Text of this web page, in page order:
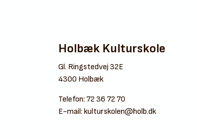
Holbæk Kulturskole
Gl. Ringstedvej 32E
4300 Holbæk
Telefon: 72 36 72 70
E-mail: kulturskolen@holb.dk